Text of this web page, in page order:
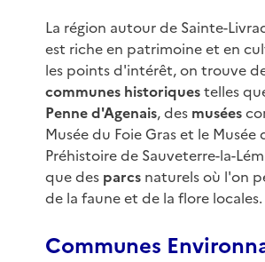
La région autour de Sainte-
est riche en patrimoine et en
les points d'intérêt, on trouve
communes historiquestelles
Penne d'Agenais, des musées
Musée du Foie Gras et le Musée
Préhistoire de Sauveterre-la-
que des parcsnaturels où l'on
de la faune et de la flore locales.
Communes